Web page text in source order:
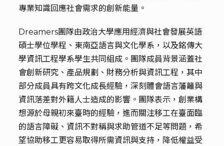
專業知識回應社會需求的創新能量。
Dreamers團隊由政治大學應用經濟與社會發展英語
碩士學位學程、東南亞語言與文化學系，以及銘傳大
學資訊工程學系學生共同組成。團隊成員背景涵蓋社
會創新研究、產品規劃、財務分析與資訊工程，其中
部分成員具有跨文化成長經驗，深刻體會語言藩籬與
資訊落差對外籍人士造成的影響。團隊表示，創業構
想源於母親初來臺時的經驗，進而關注移工在臺面臨
的語言障礙、資訊不對稱與求助管道不足等問題，希
望協助移工更容易取得所需資訊與支持，降低權益受